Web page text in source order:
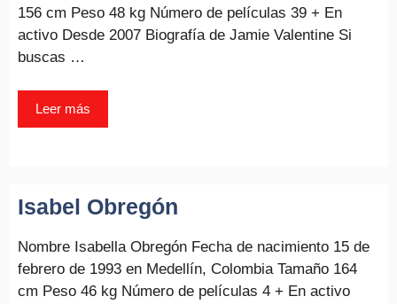
156 cm Peso 48 kg Número de películas 39 + En
activo Desde 2007 Biografía de Jamie Valentine Si
buscas …
Leer más
Isabel Obregón
Nombre Isabella Obregón Fecha de nacimiento 15 de
febrero de 1993 en Medellín, Colombia Tamaño 164
cm Peso 46 kg Número de películas 4 + En activo